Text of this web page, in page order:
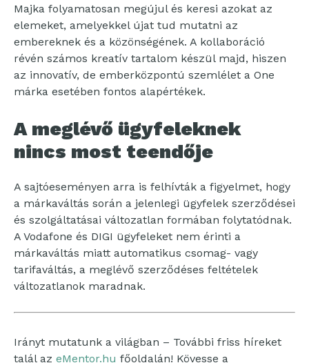
Majka folyamatosan megújul és keresi azokat az
elemeket, amelyekkel újat tud mutatni az
embereknek és a közönségének. A kollaboráció
révén számos kreatív tartalom készül majd, hiszen
az innovatív, de emberközpontú szemlélet a One
márka esetében fontos alapértékek.
A meglévő ügyfeleknek
nincs most teendője
A sajtóeseményen arra is felhívták a figyelmet, hogy
a márkaváltás során a jelenlegi ügyfelek szerződései
és szolgáltatásai változatlan formában folytatódnak.
A Vodafone és DIGI ügyfeleket nem érinti a
márkaváltás miatt automatikus csomag- vagy
tarifaváltás, a meglévő szerződéses feltételek
változatlanok maradnak.
Irányt mutatunk a világban – További friss híreket
talál az eMentor.hu főoldalán! Kövesse a